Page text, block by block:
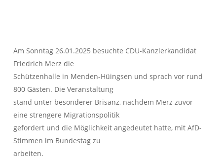
Am Sonntag 26.01.2025 besuchte CDU-Kanzlerkandidat
Friedrich Merz die
Schützenhalle in Menden-Hüingsen und sprach vor rund
800 Gästen. Die Veranstaltung
stand unter besonderer Brisanz, nachdem Merz zuvor
eine strengere Migrationspolitik
gefordert und die Möglichkeit angedeutet hatte, mit AfD-
Stimmen im Bundestag zu
arbeiten.